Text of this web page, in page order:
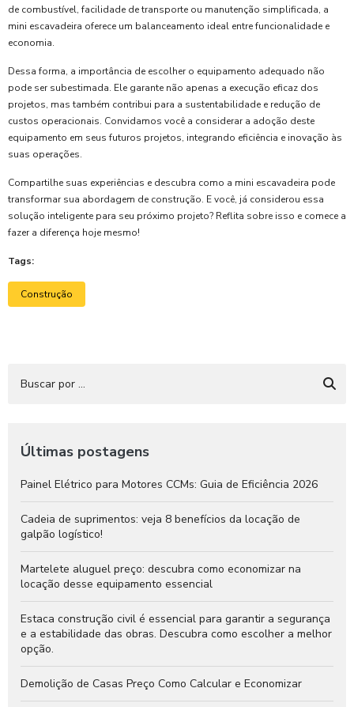
de combustível, facilidade de transporte ou manutenção simplificada, a
mini escavadeira oferece um balanceamento ideal entre funcionalidade e
economia.
Dessa forma, a importância de escolher o equipamento adequado não
pode ser subestimada. Ele garante não apenas a execução eficaz dos
projetos, mas também contribui para a sustentabilidade e redução de
custos operacionais. Convidamos você a considerar a adoção deste
equipamento em seus futuros projetos, integrando eficiência e inovação às
suas operações.
Compartilhe suas experiências e descubra como a mini escavadeira pode
transformar sua abordagem de construção. E você, já considerou essa
solução inteligente para seu próximo projeto? Reflita sobre isso e comece a
fazer a diferença hoje mesmo!
Tags:
Construção
Últimas postagens
Painel Elétrico para Motores CCMs: Guia de Eficiência 2026
Cadeia de suprimentos: veja 8 benefícios da locação de
galpão logístico!
Martelete aluguel preço: descubra como economizar na
locação desse equipamento essencial
Estaca construção civil é essencial para garantir a segurança
e a estabilidade das obras. Descubra como escolher a melhor
opção.
Demolição de Casas Preço Como Calcular e Economizar